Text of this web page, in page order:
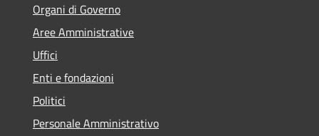
Organi di Governo
Aree Amministrative
Uffici
Enti e fondazioni
Politici
Personale Amministrativo